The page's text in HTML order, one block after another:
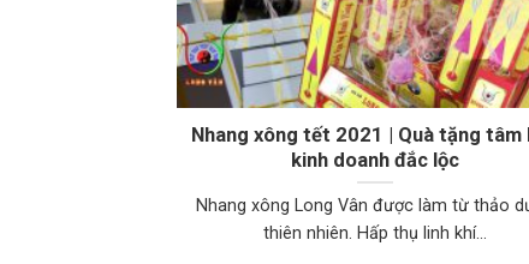
Nhang xông tết 2021 | Quà tặng tâm
kinh doanh đắc lộc
Nhang xông Long Vân được làm từ thảo
thiên nhiên. Hấp thụ linh khí...